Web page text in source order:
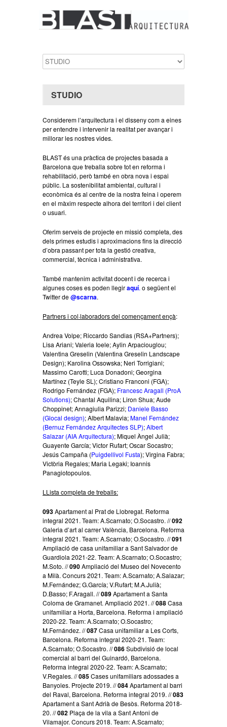
STUDIO
Considerem l’arquitectura i el disseny com a eines
per entendre i intervenir la realitat per avançar i
millorar les nostres vides.
BLAST és una pràctica de projectes basada a
Barcelona que treballa sobre tot en reforma i
rehabilitació, però també en obra nova i espai
públic. La sostenibilitat ambiental, cultural i
econòmica és al centre de la nostra feina i operem
en el màxim respecte alhora del territori i del client
o usuari.
Oferim serveis de projecte en missió completa, des
dels primes estudis i aproximacions fins la direcció
d’obra passant per tota la gestió creativa,
commercial, tècnica i administrativa.
També mantenim activitat docent i de recerca i
algunes coses es poden llegiraquí. o següent el
Twitter de@scarna.
Partners i col·laboradors del començament ençà:
Andrea Volpe; Riccardo Sandias (RSA+Partners);
Lisa Ariani; Valeria Ioele; Aylin Arpaciouglou;
Valentina Greselin (Valentina Greselin Landscape
Design); Karolina Ossowska; Neri Torrigiani;
Massimo Carotti; Luca Donadoni; Georgina
Martínez (Teyle SL); Cristiano Franconi (FGA);
Rodrigo Fernández (FGA); Francesc Aragall (ProA
Solutions); Chantal Aquilina; Liron Shua; Aude
Choppinet; Annagiulia Parizzi; Daniele Basso
(Glocal design); Albert Malavia;Manel Fernández
(Bernuz Fernández Arquitectes SLP);Albert
Salazar (AIA Arquitectura); Miquel Àngel Julià;
Guayente García; Victor Rufart; Oscar Socastro;
Jesús Campaña (Puigdellivol Fusta); Virgina Fabra;
Victòria Regales; Maria Legaki; Ioannis
Panagiotopoulos.
LLista completa de treballs:
093Apartament al Prat de Llobregat. Reforma
integral 2021. Team: A.Scarnato; O.Socastro. //092
Galeria d’art al carrer València, Barcelona. Reforma
integral 2021. Team: A.Scarnato; O.Socastro. //091
Ampliació de casa unifamiliar a Sant Salvador de
Guardiola 2021-22. Team: A.Scarnato; O.Socastro;
M.Soto. //090Ampliació del Museo del Novecento
a Milà. Concurs 2021. Team: A.Scarnato; A.Salazar;
M.Fernández; G.García; V.Rufart; M.A.Julià;
D.Basso; F.Aragall. //089Apartament a Santa
Coloma de Gramanet. Ampliació 2021. //088Casa
unifamiliar a Horta, Barcelona. Reforma i ampliació
2020-22. Team: A.Scarnato; O.Socastro;
M.Fernández. //087Casa unifamiliar a Les Corts,
Barcelona. Reforma integral 2020-21. Team:
A.Scarnato; O.Socastro. //086Subdivisió de local
comercial al barri del Guinardó, Barcelona.
Reforma integral 2020-22. Team: A.Scarnato;
V.Regales. //085Cases unifamiliars adossades a
Banyoles. Projecte 2019. //084Apartament al barri
del Raval, Barcelona. Reforma integral 2019. //083
Apartament a Sant Adrià de Besòs. Reforma 2018-
20. //082 Plaça de la vila a Sant Antoni de
Vilamajor. Concurs 2018. Team: A.Scarnato;